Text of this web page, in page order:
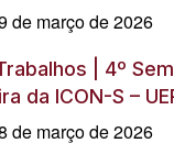
de março de 2026
| 4º
da ICON-S –
de março de 2026